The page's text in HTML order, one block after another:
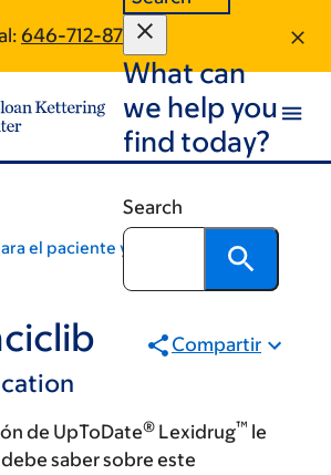
646-712-8718
What can
we help you
find today?
Search
el paciente y la comunidad
Compartir
de UpToDate® Lexidrug™ le
saber sobre este